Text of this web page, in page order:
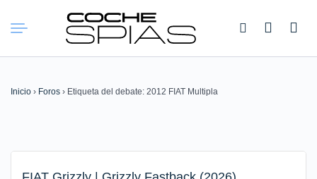
Buscar:
Inicio › Foros › Etiqueta del debate: 2012 FIAT Multipla